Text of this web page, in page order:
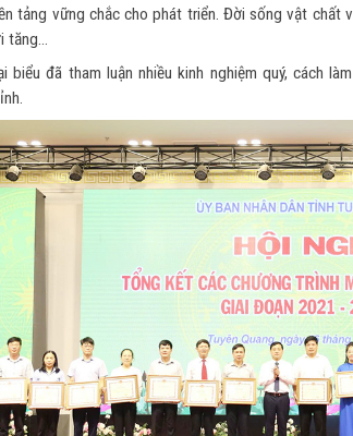
tảng vững chắc cho phát triển. Đời sống vật chất
tăng…
biểu đã tham luận nhiều kinh nghiệm quý, cách